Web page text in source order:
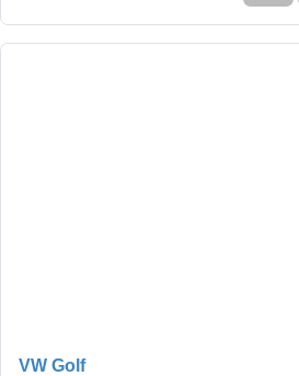
VW Golf